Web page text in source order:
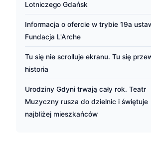
Lotniczego Gdańsk
Informacja o ofercie w trybie 19a
Fundacja L'Arche
Tu się nie scrolluje ekranu. Tu się
historia
Urodziny Gdyni trwają cały rok. Teatr
Muzyczny rusza do dzielnic i świętuje
najbliżej mieszkańców